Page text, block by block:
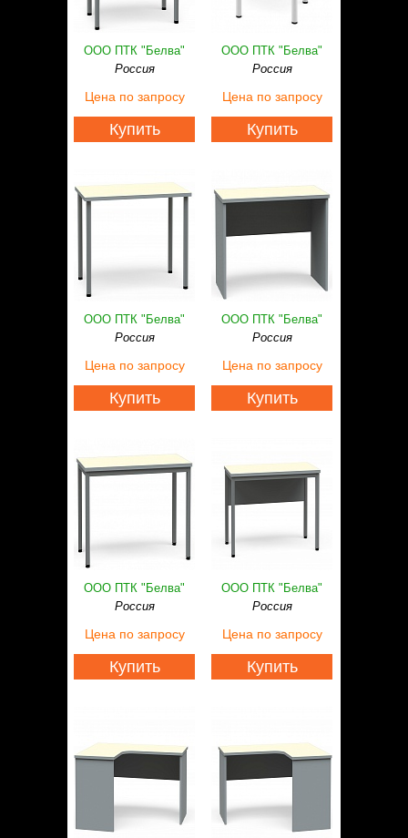
ООО ПТК "Белва"
Россия
Цена по запросу
Купить
ООО ПТК "Белва"
Россия
Цена по запросу
Купить
ООО ПТК "Белва"
Россия
Цена по запросу
Купить
ООО ПТК "Белва"
Россия
Цена по запросу
Купить
ООО ПТК "Белва"
Россия
Цена по запросу
Купить
ООО ПТК "Белва"
Россия
Цена по запросу
Купить